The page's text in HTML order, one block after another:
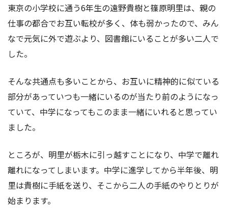
東京の小学校に通う6年生の遠野貴樹と篠原明里は、親の
仕事の都合でお互い転校が多く、体も弱かったので、みん
なで元気に外で遊ぶより、図書館にいることが多い二人で
した。
そんな共通点も多いことから、お互いに精神的に似ている
部分があっていつも一緒にいるのが当たり前のようになっ
ていて、中学になってもこのまま一緒にいれると思ってい
ました。
ところが、明里が栃木に引っ越すことになり、中学で離れ
離れになってしまいます。中学に進学してから半年後、明
里は貴樹に手紙を送り、そこから二人の手紙のやりとりが
始まります。